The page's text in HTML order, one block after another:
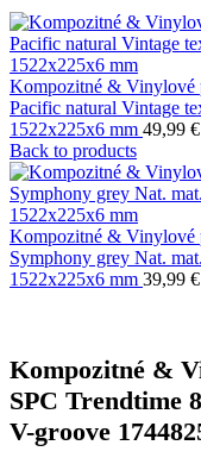
Kompozitné & Vinylové
Pacific natural Vintage
1522x225x6 mm 49,99 €
Back to products
Kompozitné & Vinylové
Symphony grey Nat.
1522x225x6 mm 39,99 €
Kompozitné &
SPC Trendtime
V-groove